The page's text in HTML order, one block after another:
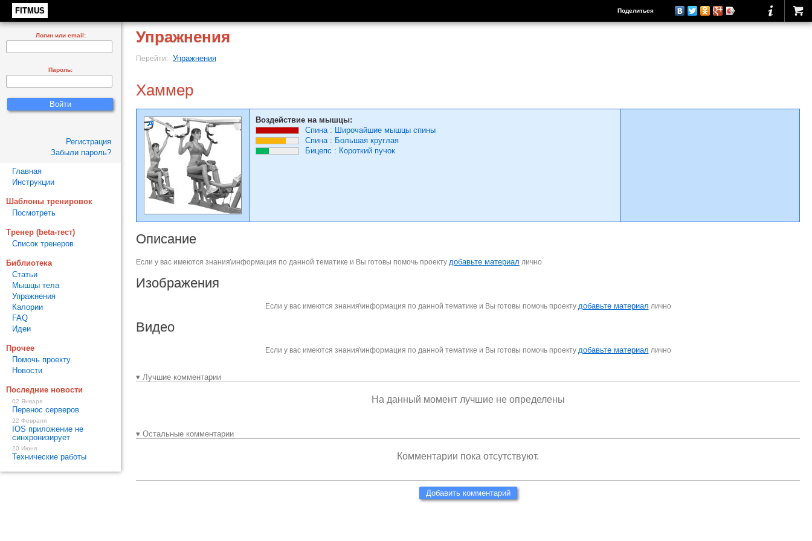
FITMUS Поделиться
Упражнения
Перейти: Упражнения
Хаммер
Воздействие на мышцы:
Спина: Широчайшие мышцы спины
Спина: Большая круглая
Бицепс : Короткий пучок
Описание
Если у вас имеются знания\информация по данной тематике и Вы готовы помочь проекту добавьте материал лично
Изображения
Если у вас имеются знания\информация по данной тематике и Вы готовы помочь проекту добавьте материал лично
Видео
Если у вас имеются знания\информация по данной тематике и Вы готовы помочь проекту добавьте материал лично
▾ Лучшие комментарии
На данный момент лучшие не определены
▾ Остальные комментарии
Комментарии пока отсутствуют.
Добавить комментарий
Логин или email:
Пароль:
Регистрация
Забыли пароль?
Главная
Инструкции
Шаблоны тренировок
Посмотреть
Тренер (beta-тест)
Список тренеров
Библиотека
Статьи
Мышцы тела
Упражнения
Калории
FAQ
Идеи
Прочее
Помочь проекту
Новости
Последние новости
02 Января
Перенос серверов
22 Февраля
IOS приложение не
синхронизирует
20 Июня
Технические работы